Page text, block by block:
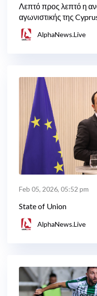
Λεπτό προς λεπτό η
αγωνιστικής της
AlphaNews.Live
Feb 05, 2026, 05:52 pm
State of Union
AlphaNews.Live